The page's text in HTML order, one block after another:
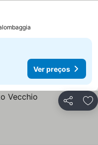
preços
Ver preços
Partilhar